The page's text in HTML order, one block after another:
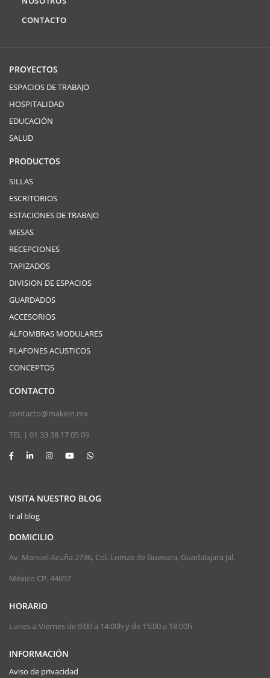
CONTACTO
PROYECTOS
ESPACIOS DE TRABAJO
HOSPITALIDAD
EDUCACIÓN
SALUD
PRODUCTOS
SILLAS
ESCRITORIOS
ESTACIONES DE TRABAJO
MESAS
RECEPCIONES
TAPIZADOS
DIVISION DE ESPACIOS
GUARDADOS
ACCESORIOS
ALFOMBRAS MODULARES
PLAFONES ACUSTICOS
CONCEPTOS
CONTACTO
contacto@makein.mx
TEL | 01 33 38 17 05 09
VISITA NUESTRO BLOG
Ir al blog
DOMICILIO
Av. Manuel Acuña 2736, Col. Lomas de Guevara, Guadalajara Jal.
México CP. 44657
HORARIO
Lunes a Viernes de 9:00 a 14:00h y de 15:00 a 18:00h
INFORMACIÓN
Aviso de privacidad